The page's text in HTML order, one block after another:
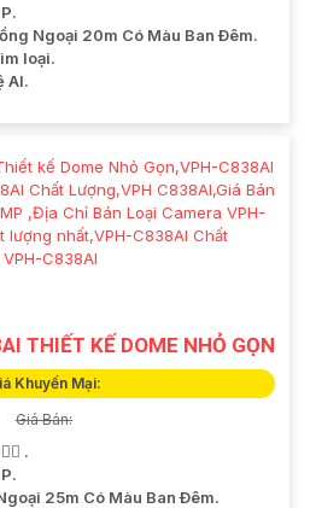
Ngoại 20m Có Màu Ban Ðêm.
loại.
AI.
THIẾT KẾ DOME NHỎ GỌN
Khuyến Mại:
Giá Bán:
.
25m Có Màu Ban Ðêm.